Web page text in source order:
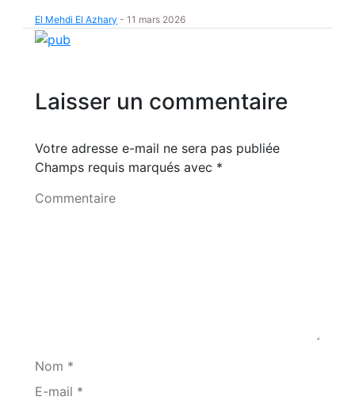
El Mehdi El Azhary - 11 mars 2026
Laisser un commentaire
Votre adresse e-mail ne sera pas publiée
Champs requis marqués avec *
Commentaire
Nom *
E-mail *